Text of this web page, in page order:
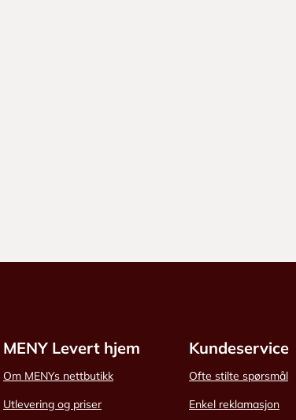
MENY Levert hjem
Om MENYs nettbutikk
Utlevering og priser
Kundeservice
Ofte stilte spørsmål
Enkel reklamasjon